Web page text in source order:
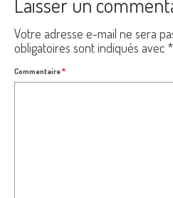
Votre adresse e-mail ne sera
obligatoires sont indiqués avec *
Commentaire*